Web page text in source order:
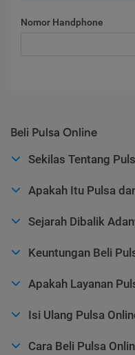
Nomor Handphone
Beli Pulsa Online
Sekilas Tentang
Apakah Itu Pulsa
Sejarah Dibalik
Keuntungan Beli
Apakah Layanan
Isi Ulang Pulsa
Cara Beli Pulsa